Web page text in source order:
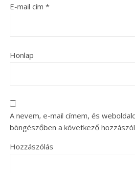
E-mail cím *
Honlap
A nevem, e-mail címem, és
böngészőben a következő
Hozzászólás